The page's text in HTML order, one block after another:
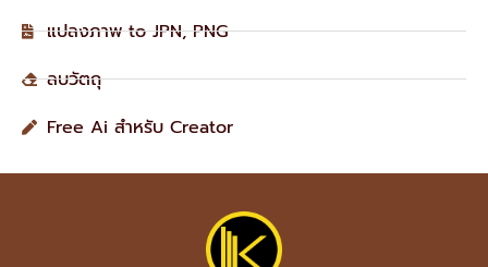
แปลงภาพ to JPN, PNG
ลบวัตถุ
Free Ai สำหรับ Creator